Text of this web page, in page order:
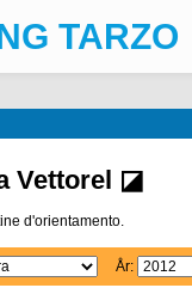
TARZO
Vettorel ◪
d'orientamento.
År: